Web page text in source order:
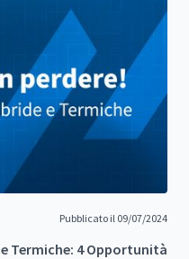
Pubblicato il 09/07/2024
Termiche: 4 Opportunità